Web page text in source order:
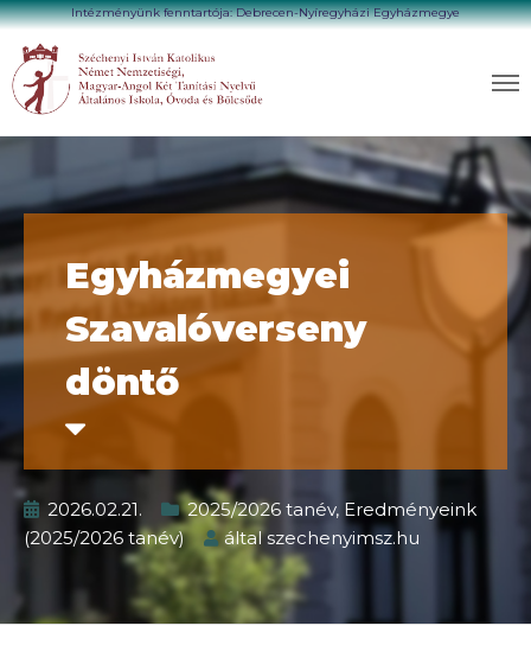
Intézményünk fenntartója: Debrecen-Nyíregyházi Egyházmegye
Egyházmegyei
Szavalóverseny
döntő
2026.02.21. 2025/2026 tanév, Eredményeink
(2025/2026 tanév)
általszechenyimsz.hu